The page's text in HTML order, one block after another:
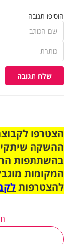
הוסיפו תגובה
שלח תגובה
ההשקה
בהשתתפות
המקומות
להצטרפות